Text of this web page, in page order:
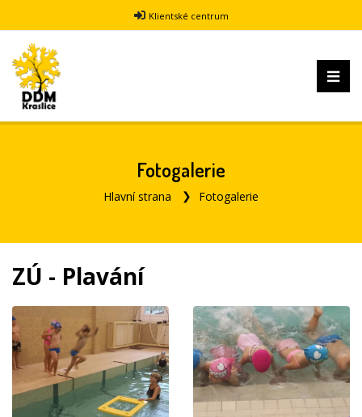
Klientské centrum
Fotogalerie
Hlavní strana Fotogalerie
ZÚ - Plavání